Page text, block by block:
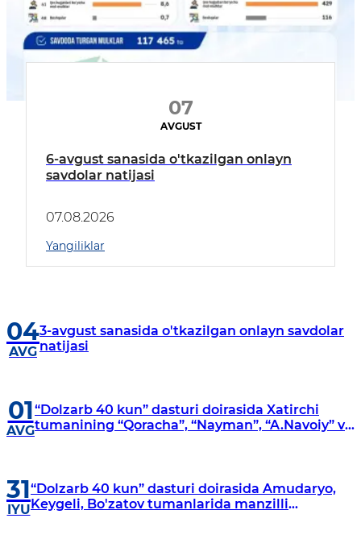
07
AVGUST
6-avgust sanasida o'tkazilgan onlayn
savdolar natijasi
07.08.2026
Yangiliklar
04
AVG
3-avgust sanasida o'tkazilgan onlayn savdolar
natijasi
01
AVG
“Dolzarb 40 kun” dasturi doirasida Xatirchi
tumanining “Qoracha”, “Nayman”, “A.Navoiy” va
31
IYU
“Dolzarb 40 kun” dasturi doirasida Amudaryo,
Keygeli, Bo'zatov tumanlarida manzilli